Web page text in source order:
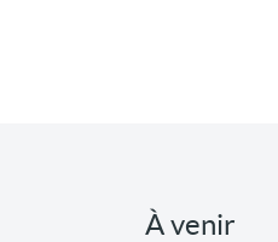
À venir